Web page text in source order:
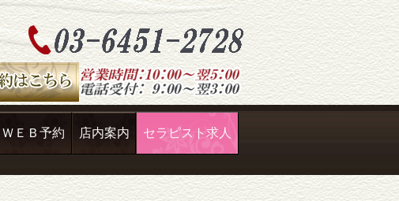
ＷＥＢ予約 店内案内 セラピスト求人